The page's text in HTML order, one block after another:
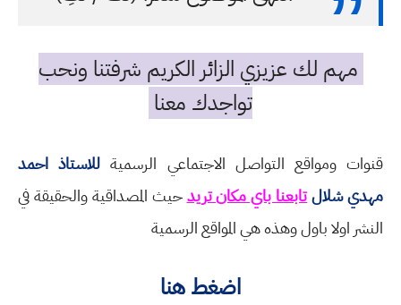
مهم لك عزيزي الزائر الكريم شرفتنا ونحب
تواجدك معنا
قنوات ومواقع التواصل الاجتماعي الرسمية للاستاذ احمد
مهدي شلالتابعنا باي مكان تريدحيث المصداقية والحقيقة في
النشر اولا باول وهذه هي المواقع الرسمية
اضغط هنا